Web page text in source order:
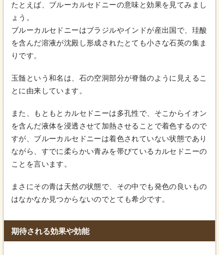
たとえば、ブルーカルセドニーの意味と効果を見てみまし
ょう。
ブルーカルセドニーはブラジルやインドが産出国で、珪酸
を含んだ溶液が沈殿し形成されたとても小さな石英の集ま
りです。
玉髄という和名は、石の空洞部分が脊髄のように見えるこ
とに由来しています。
また、もともとカルセドニーは多孔性で、そこからイオン
を含んだ液体を浸透させて加熱させることで着色するので
すが、ブルーカルセドニーは着色されていない状態であり
ながら、すでに柔らかい青みを帯びているカルセドニーの
ことを言います。
まさにその青は天然の状態で、その中でも発色の良いもの
はなかなか見つからないのでとても希少です。
期待される効果や効能